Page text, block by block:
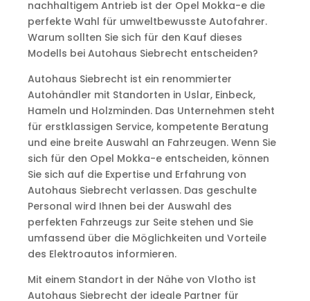
nachhaltigem Antrieb ist der Opel Mokka-e die
perfekte Wahl für umweltbewusste Autofahrer.
Warum sollten Sie sich für den Kauf dieses
Modells bei Autohaus Siebrecht entscheiden?
Autohaus Siebrecht ist ein renommierter
Autohändler mit Standorten in Uslar, Einbeck,
Hameln und Holzminden. Das Unternehmen steht
für erstklassigen Service, kompetente Beratung
und eine breite Auswahl an Fahrzeugen. Wenn Sie
sich für den Opel Mokka-e entscheiden, können
Sie sich auf die Expertise und Erfahrung von
Autohaus Siebrecht verlassen. Das geschulte
Personal wird Ihnen bei der Auswahl des
perfekten Fahrzeugs zur Seite stehen und Sie
umfassend über die Möglichkeiten und Vorteile
des Elektroautos informieren.
Mit einem Standort in der Nähe von Vlotho ist
Autohaus Siebrecht der ideale Partner für